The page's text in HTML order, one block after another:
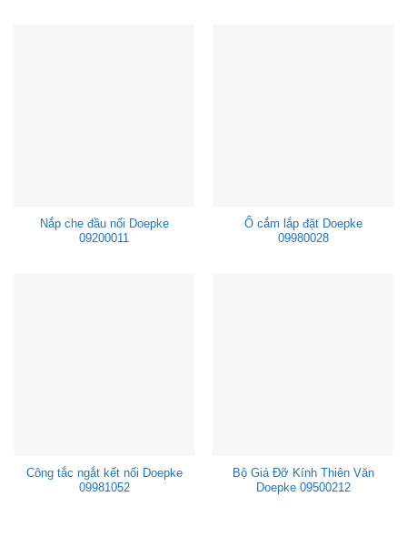
Nắp che đầu nối Doepke
09200011
Ổ cắm lắp đặt Doepke
09980028
Công tắc ngắt kết nối Doepke
09981052
Bộ Giá Đỡ Kính Thiên Văn
Doepke 09500212